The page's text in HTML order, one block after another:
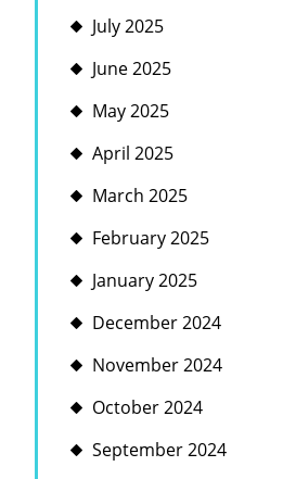
July 2025
June 2025
May 2025
April 2025
March 2025
February 2025
January 2025
December 2024
November 2024
October 2024
September 2024